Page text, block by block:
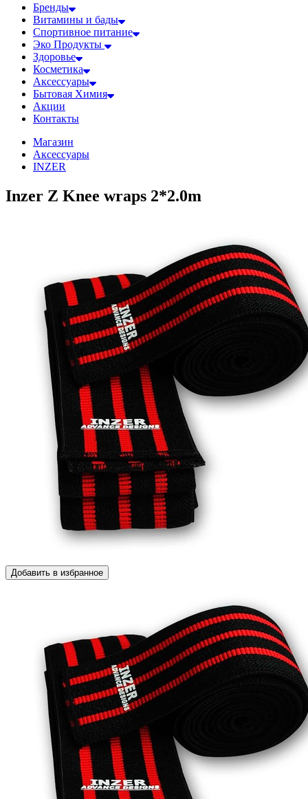
Бренды
Витамины и бады
Спортивное питание
Эко Продукты
Здоровье
Косметика
Аксессуары
Бытовая Химия
Акции
Контакты
Магазин
Аксессуары
INZER
Inzer Z Knee wraps 2*2.0m
Добавить в избранное